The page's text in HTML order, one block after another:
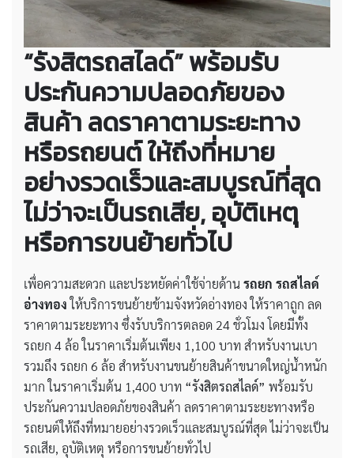
“รังสิตรถสไลด์” พร้อมรับ
ประกันความปลอดภัยของ
สินค้า ลดราคาตามระยะทาง
หรือรถยนต์ ให้ถึงที่หมาย
อย่างรวดเร็วและสมบูรณ์ที่สุด
ไม่ว่าจะเป็นรถเสีย, อุบัติเหตุ
หรือการขนย้ายทั่วไป
เพื่อความสะดวก และประหยัดค่าใช้จ่ายด้านรถยก รถสไลด์
อ่างทองให้บริการขนย้ายข้ามจังหวัดอ่างทอง ให้ราคาถูก ลด
ราคาตามระยะทาง ซึ่งรับบริการตลอด 24 ชั่วโมง โดยมีทั้ง
รถยก 4 ล้อ ในราคาเริ่มต้นเพียง 1,100 บาท สำหรับงานเบา
รวมถึง รถยก 6 ล้อ สำหรับงานขนย้ายสินค้าขนาดใหญ่น้ำหนัก
มาก ในราคาเริ่มต้น 1,400 บาท “รังสิตรถสไลด์” พร้อมรับ
ประกันความปลอดภัยของสินค้า ลดราคาตามระยะทางหรือ
รถยนต์ให้ถึงที่หมายอย่างรวดเร็วและสมบูรณ์ที่สุด ไม่ว่าจะเป็น
รถเสีย, อุบัติเหตุ หรือการขนย้ายทั่วไป